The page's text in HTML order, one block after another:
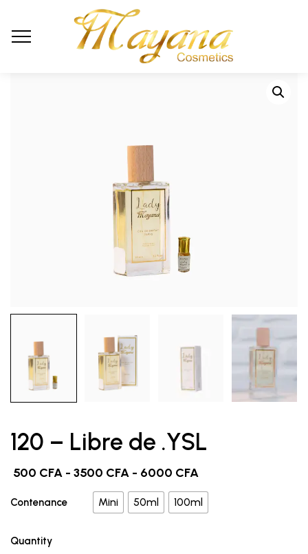
120 – Libre de .YSL
500 CFA - 3500 CFA - 6000 CFA
Contenance Mini 50ml 100ml
Quantity